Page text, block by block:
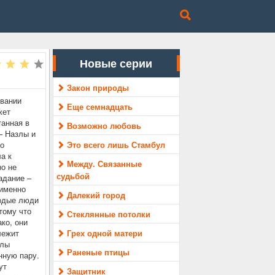
в
Назлы и
к
не
–
люди
что
они
пару.
Новые серии
Закон природы
Еще семнадцать
Возможно любовь
Это всего лишь Стамбул
Между. Связанные
судьбой
Далекий город
Стеклянные потолки
Грех одной матери
Раненые птицы
Защитник